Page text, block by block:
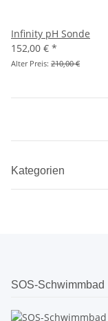
Infinity pH Sonde
152,00 € *
Alter Preis: 210,00 €
Kategorien
SOS-Schwimmbad